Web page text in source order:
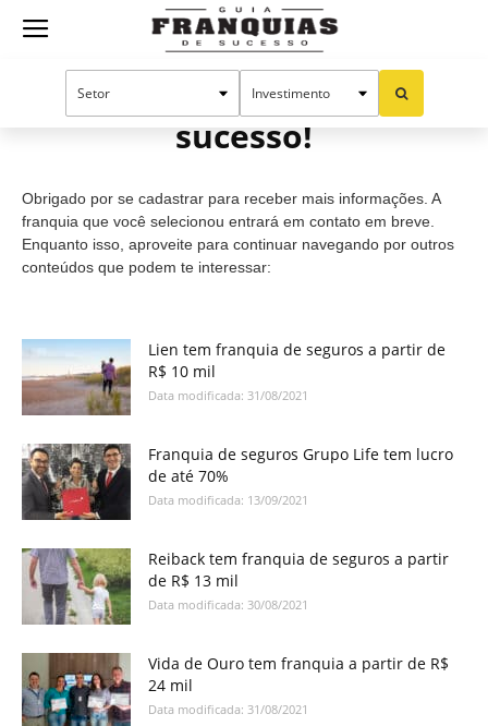
Guia
Cadastro efetuado com
sucesso!
Obrigado por se cadastrar para receber mais informações. A
franquia que você selecionou entrará em contato em breve.
Enquanto isso, aproveite para continuar navegando por outros
conteúdos que podem te interessar:
Lien tem franquia de seguros a partir de
R$ 10 mil
Data modificada: 31/08/2021
Franquia de seguros Grupo Life tem lucro
de até 70%
Data modificada: 13/09/2021
Reiback tem franquia de seguros a partir
de R$ 13 mil
Data modificada: 30/08/2021
Vida de Ouro tem franquia a partir de R$
24 mil
Data modificada: 31/08/2021